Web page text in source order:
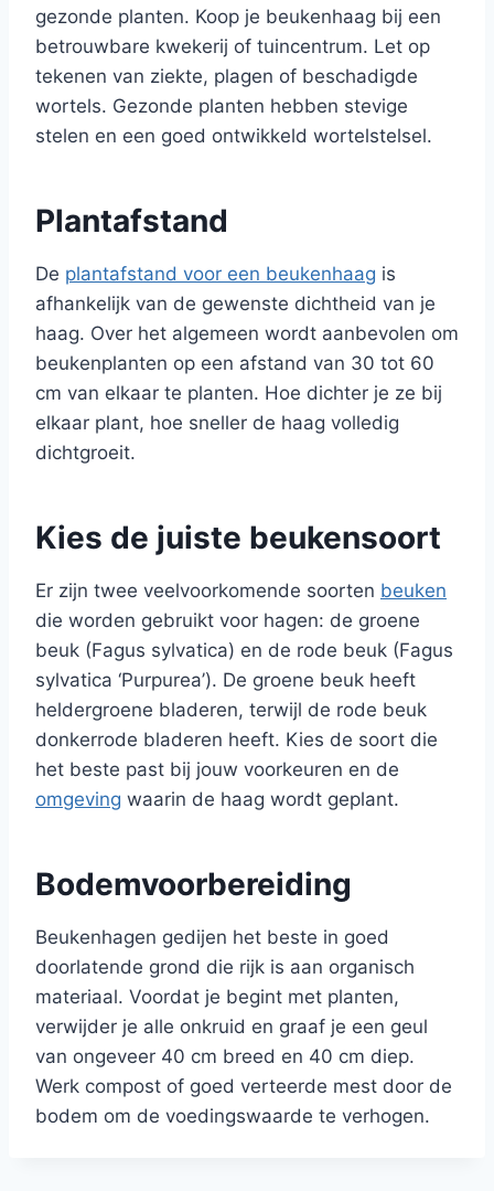
gezonde planten. Koop je beukenhaag bij een
betrouwbare kwekerij of tuincentrum. Let op
tekenen van ziekte, plagen of beschadigde
wortels. Gezonde planten hebben stevige
stelen en een goed ontwikkeld wortelstelsel.
Plantafstand
De plantafstand voor een beukenhaag is
afhankelijk van de gewenste dichtheid van je
haag. Over het algemeen wordt aanbevolen om
beukenplanten op een afstand van 30 tot 60
cm van elkaar te planten. Hoe dichter je ze bij
elkaar plant, hoe sneller de haag volledig
dichtgroeit.
Kies de juiste beukensoort
Er zijn twee veelvoorkomende soorten beuken
die worden gebruikt voor hagen: de groene
beuk (Fagus sylvatica) en de rode beuk (Fagus
sylvatica ‘Purpurea’). De groene beuk heeft
heldergroene bladeren, terwijl de rode beuk
donkerrode bladeren heeft. Kies de soort die
het beste past bij jouw voorkeuren en de
omgeving waarin de haag wordt geplant.
Bodemvoorbereiding
Beukenhagen gedijen het beste in goed
doorlatende grond die rijk is aan organisch
materiaal. Voordat je begint met planten,
verwijder je alle onkruid en graaf je een geul
van ongeveer 40 cm breed en 40 cm diep.
Werk compost of goed verteerde mest door de
bodem om de voedingswaarde te verhogen.